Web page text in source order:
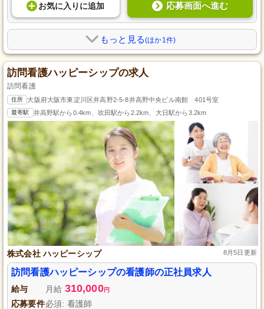
お気に入り に追加 応募画面へ進む
もっと見る(ほか1件)
訪問看護ハッピーシップの求人
訪問看護
住所 大阪府大阪市東淀川区井高野2-5-8井高野中央ビル南館 401号室
最寄駅 井高野駅から0.4km、吹田駅から2.2km、大日駅から3.2km
株式会社 ハッピーシップ 8月5日更新
訪問看護ハッピーシップの看護師の正社員求人
給与 月給 310,000円
応募要件必須: 看護師